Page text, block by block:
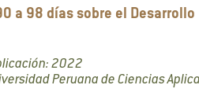
a 98 días sobre el Desarrollo
2022
Peruana de Ciencias